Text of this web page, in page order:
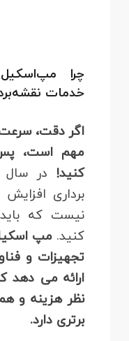
چرا
خدمات
اگر دقت،
مهم است،
کنید!
برداری
نیست که
کنید. مپ‌
تجهیزات و
ارائه می‌ دهد
نظر هزینه و هم
برتری دارد.